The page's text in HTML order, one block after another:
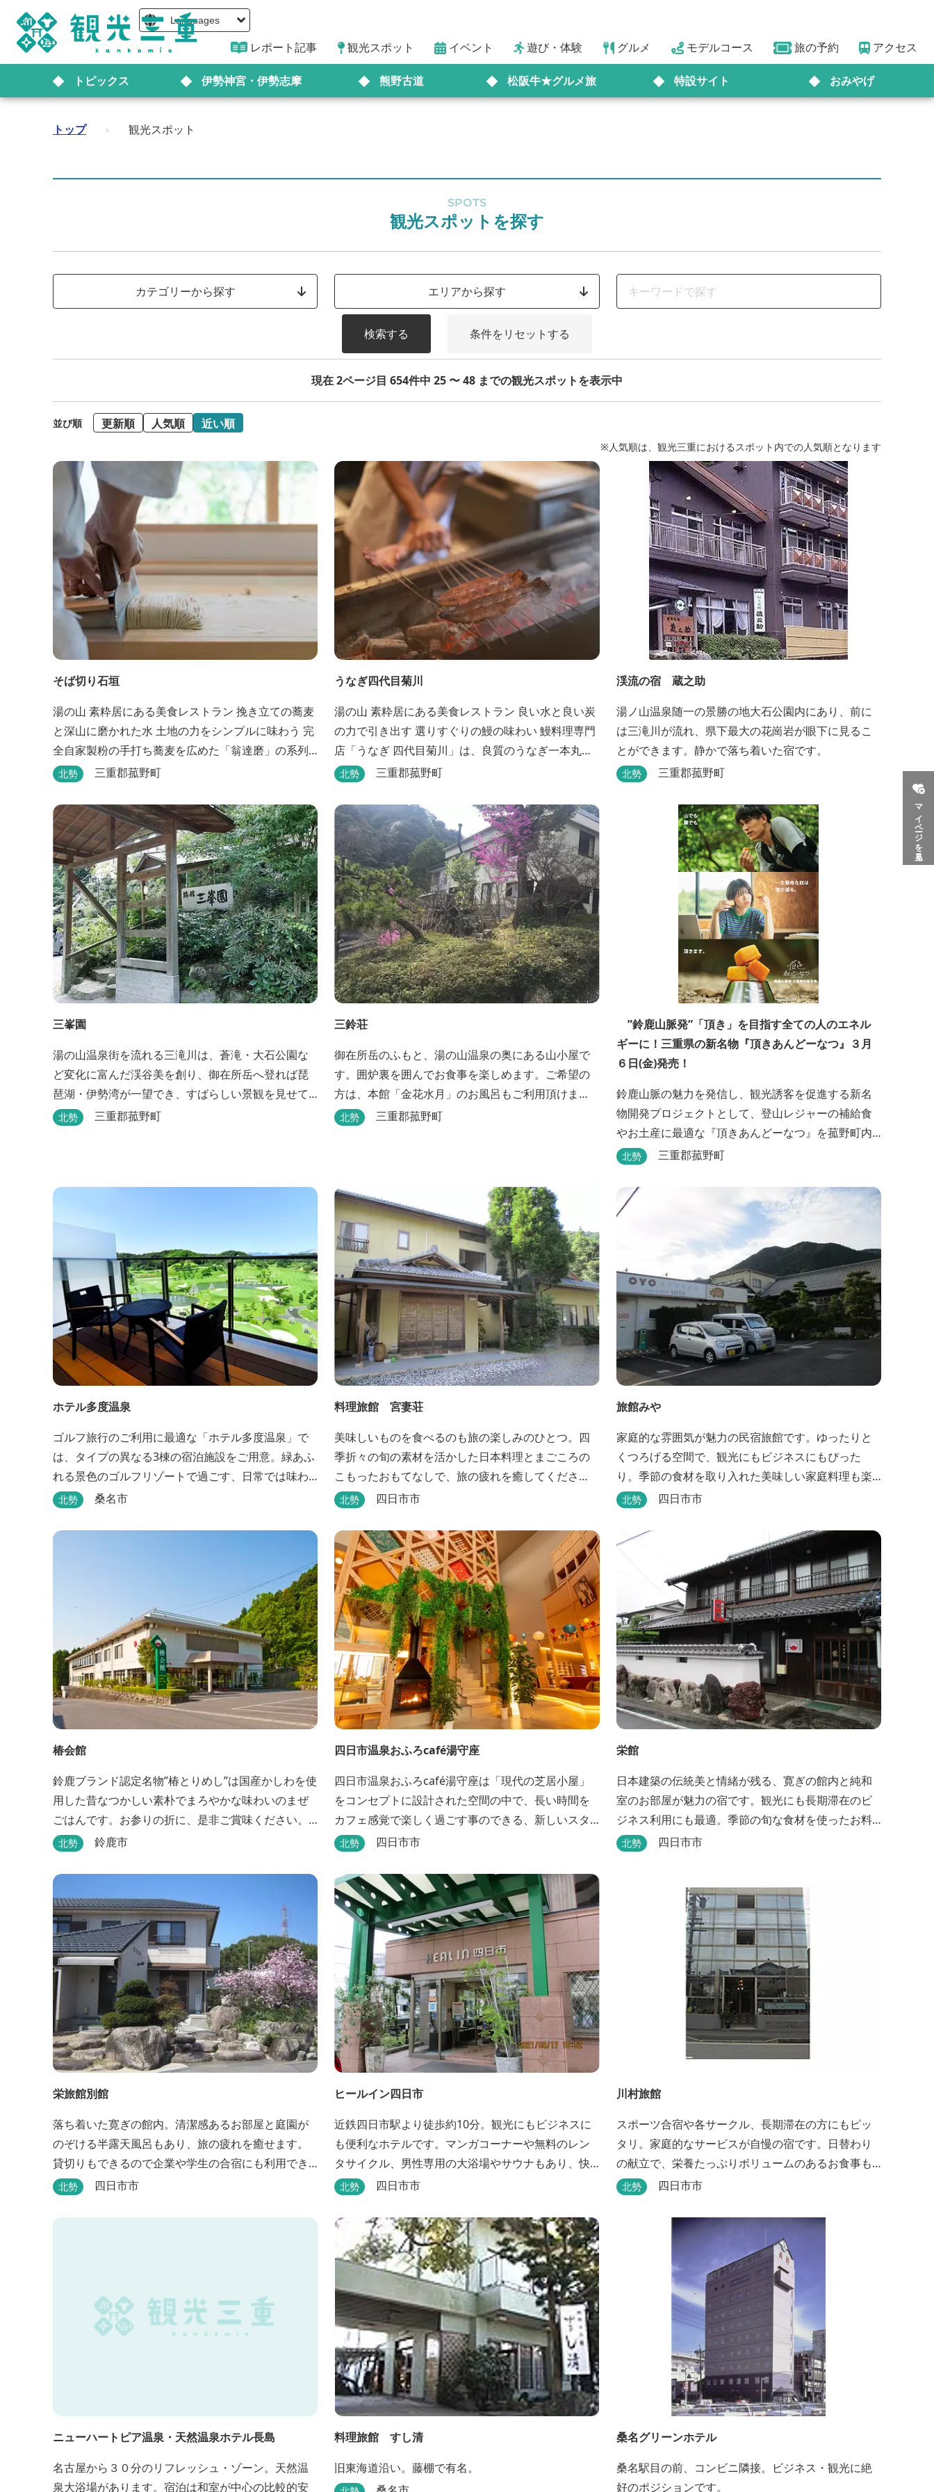
Languages
レポート記事 観光スポット イベント 遊び・体験 グルメ モデルコース 旅の予約 アクセス
トピックス 伊勢神宮・伊勢志摩 熊野古道 松阪牛★グルメ旅 特設サイト おみやげ
マイページを見る
トップ › 観光スポット
SPOTS
観光スポットを探す
カテゴリーから探す エリアから探す
検索する 条件をリセットする
現在 2ページ目 654件中 25 〜 48 までの観光スポットを表示中
並び順 更新順 人気順 近い順
※人気順は、観光三重におけるスポット内での人気順となります
そば切り石垣
湯の山 素粋居にある美食レストラン 挽き立ての蕎麦
と深山に磨かれた水 土地の力をシンプルに味わう 完
全自家製粉の手打ち蕎麦を広めた「翁達磨」の系列
で、ミシュラン1つ星の「なにわ翁」で研鑽を積んだ
完全自家製粉による二八蕎麦を踏襲し、蕎麦と酒を
シンプルに楽しむ店を実現しました。国産蕎麦の香
りを存分に引き出す、湯の山温泉の天然の水の力...
北勢 三重郡菰野町
うなぎ四代目菊川
湯の山 素粋居にある美食レストラン 良い水と良い炭
の力で引き出す 選りすぐりの鰻の味わい 鰻料理専門
店「うなぎ 四代目菊川」は、良質のうなぎ一本丸ご
とを蒲焼にした「一本うなぎ」で知られます。大き
げても身質がフワッとやわらかい、贅沢な食感を実
現。 鮮度抜群の鰻を毎日捌き、良質の炭で焼き立て
を供します。素材から炭まで、鰻の美味しさを熟...
北勢 三重郡菰野町
渓流の宿 蔵之助
湯ノ山温泉随一の景勝の地大石公園内にあり、前に
は三滝川が流れ、県下最大の花崗岩が眼下に見るこ
とができます。静かで落ち着いた宿です。
北勢 三重郡菰野町
三峯園
湯の山温泉街を流れる三滝川は、蒼滝・大石公園な
ど変化に富んだ渓谷美を創り、御在所岳へ登れば琵
琶湖・伊勢湾が一望でき、すばらしい景観を見せて
くれます。 「三峯園」では料理の素材と味にもこだ
北勢 三重郡菰野町
三鈴荘
御在所岳のふもと、湯の山温泉の奥にある山小屋で
す。囲炉裏を囲んでお食事を楽しめます。ご希望の
方は、本館「金花水月」のお風呂もご利用頂けま
す。
北勢 三重郡菰野町
”鈴鹿山脈発”「頂き」を目指す全ての人のエネル
ギーに！三重県の新名物『頂きあんどーなつ』３月
６日(金)発売！
鈴鹿山脈の魅力を発信し、観光誘客を促進する新名
物開発プロジェクトとして、登山レジャーの補給食
やお土産に最適な『頂きあんどーなつ』を菰野町内
の老舗和菓子店「岩嶋屋」から2026年3月6日（金）
自分だけの「頂き」を目指す人を応援 「山に登る目
的が人それぞれであるように、仕事や人生の目標
（頂き）も人それぞれ。どんな『頂き』を目指す人
北勢 三重郡菰野町
ホテル多度温泉
ゴルフ旅行のご利用に最適な「ホテル多度温泉」で
は、タイプの異なる3棟の宿泊施設をご用意。緑あふ
れる景色のゴルフリゾートで過ごす、日常では味わ
えない優雅なリゾートステイをお楽しみ下さい。
北勢 桑名市
料理旅館 宮妻荘
美味しいものを食べるのも旅の楽しみのひとつ。四
季折々の旬の素材を活かした日本料理とまごころの
こもったおもてなしで、旅の疲れを癒してくださ
い。
北勢 四日市市
旅館みや
家庭的な雰囲気が魅力の民宿旅館です。ゆったりと
くつろげる空間で、観光にもビジネスにもぴった
り。季節の食材を取り入れた美味しい家庭料理も楽
しめます。
北勢 四日市市
椿会館
鈴鹿ブランド認定名物”椿とりめし”は国産かしわを使
用した昔なつかしい素朴でまろやかな味わいのまぜ
ごはんです。お参りの折に、是非ご賞味ください。
お土産・婚礼・研修・宿泊・ご宴会もご案内してお
北勢 鈴鹿市
四日市温泉おふろcafé湯守座
四日市温泉おふろcafé湯守座は「現代の芝居小屋」
をコンセプトに設計された空間の中で、長い時間を
カフェ感覚で楽しく過ごす事のできる、新しいスタ
イルのサービスを提供する温浴施設です。 挽きたて
Fiを無料でご利用いただけます。
北勢 四日市市
栄館
日本建築の伝統美と情緒が残る、寛ぎの館内と純和
室のお部屋が魅力の宿です。観光にも長期滞在のビ
ジネス利用にも最適。季節の旬な食材を使ったお料
理も楽しめます。
北勢 四日市市
栄旅館別館
落ち着いた寛ぎの館内。清潔感あるお部屋と庭園が
のぞける半露天風呂もあり、旅の疲れを癒せます。
貸切りもできるので企業や学生の合宿にも利用でき
ます。
北勢 四日市市
ヒールイン四日市
近鉄四日市駅より徒歩約10分。観光にもビジネスに
も便利なホテルです。マンガコーナーや無料のレン
タサイクル、男性専用の大浴場やサウナもあり、快
適に過ごすことができます。
北勢 四日市市
川村旅館
スポーツ合宿や各サークル、長期滞在の方にもピッ
タリ。家庭的なサービスが自慢の宿です。日替わり
の献立で、栄養たっぷりボリュームのあるお食事も
楽しめます。
北勢 四日市市
ニューハートピア温泉・天然温泉ホテル長島
名古屋から３０分のリフレッシュ・ゾーン。天然温
泉大浴場があります。宿泊は和室が中心の比較的安
料理旅館 すし清
旧東海道沿い。藤棚で有名。
桑名グリーンホテル
桑名駅目の前、コンビニ隣接。ビジネス・観光に絶
好のポジションです。